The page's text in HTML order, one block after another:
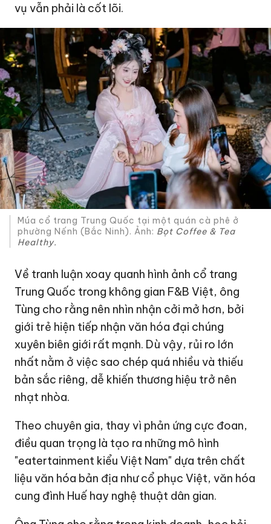
vụ vẫn phải là cốt lõi.
Múa cổ trang Trung Quốc tại một quán cà phê ở
phường Nếnh (Bắc Ninh). Ảnh: Bọt Coffee & Tea
Healthy.
Về tranh luận xoay quanh hình ảnh cổ trang
Trung Quốc trong không gian F&B Việt, ông
Tùng cho rằng nên nhìn nhận cởi mở hơn, bởi
giới trẻ hiện tiếp nhận văn hóa đại chúng
xuyên biên giới rất mạnh. Dù vậy, rủi ro lớn
nhất nằm ở việc sao chép quá nhiều và thiếu
bản sắc riêng, dễ khiến thương hiệu trở nên
nhạt nhòa.
Theo chuyên gia, thay vì phản ứng cực đoan,
điều quan trọng là tạo ra những mô hình
"eatertainment kiểu Việt Nam" dựa trên chất
liệu văn hóa bản địa như cổ phục Việt, văn hóa
cung đình Huế hay nghệ thuật dân gian.